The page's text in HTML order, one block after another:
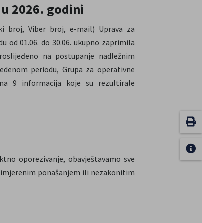
2026. godini
broj, Viber broj, e-mail) Uprava za
od 01.06. do 30.06. ukupno zaprimila
na postupanje nadležnim
periodu, Grupa za operativne
9 informacija koje su rezultirale
oporezivanje, obavještavamo sve
ponašanjem ili nezakonitim